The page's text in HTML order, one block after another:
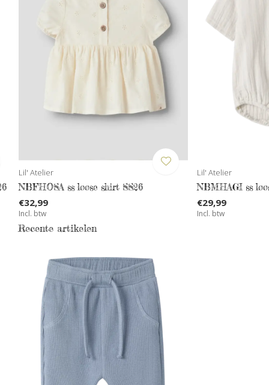
Lil' Atelier
NBFHOSA ss loose shirt SS26
€32,99
Incl. btw
Lil' Atelier
NBMHAGI ss
€29,99
Incl. btw
Recente artikelen